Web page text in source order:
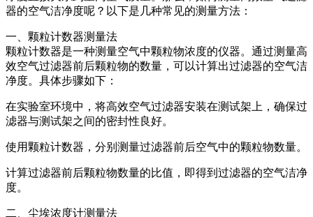
器的空气洁净度呢？以下是几种常见的测量方法：
一、颗粒计数器测量法
颗粒计数器是一种测量空气中颗粒物浓度的仪器。通过测量高
效空气过滤器前后颗粒物的数量，可以计算出过滤器的空气洁
净度。具体步骤如下：
在实验室环境中，将高效空气过滤器安装在测试架上，确保过
滤器与测试架之间的密封性良好。
使用颗粒计数器，分别测量过滤器前后空气中的颗粒物数量。
计算过滤器前后颗粒物数量的比值，即得到过滤器的空气洁净
度。
二、尘埃浓度计测量法